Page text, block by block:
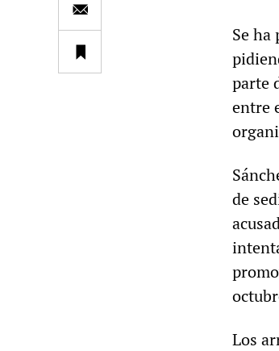
Se
parte
entre
de
Los